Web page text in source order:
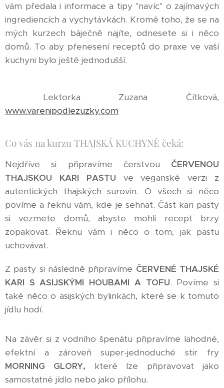
vám předala i informace a tipy "navíc" o zajímavých
ingrediencích a vychytávkách. Kromě toho, že se na
mých kurzech báječně najíte, odnesete si i něco
domů. To aby přenesení receptů do praxe ve vaší
kuchyni bylo ještě jednodušší.
Lektorka Zuzana Čítková,
www.varenipodlezuzky.com
Co vás na kurzu THAJSKÁ KUCHYNĚ čeká:
Nejdříve si připravíme čerstvou ČERVENOU
THAJSKOU KARI PASTU ve veganské verzi z
autentických thajských surovin. O všech si něco
povíme a řeknu vám, kde je sehnat. Část kari pasty
si vezmete domů, abyste mohli recept brzy
zopakovat. Řeknu vám i něco o tom, jak pastu
uchovávat.
Z pasty si následně připravíme ČERVENÉ THAJSKÉ
KARI S ASIJSKÝMI HOUBAMI A TOFU. Povíme si
také něco o asijských bylinkách, které se k tomuto
jídlu hodí.
Na závěr si z vodního špenátu připravíme lahodné,
efektní a zároveň super-jednoduché stir fry
MORNING GLORY, které lze připravovat jako
samostatné jídlo nebo jako přílohu.